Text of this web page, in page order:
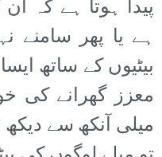
پیدا ہوتا ہے کہ
ہے یا پھر سامنے
بیٹیوں کے ساتھ
معزز گھرانے کی
میلی آنکھ سے